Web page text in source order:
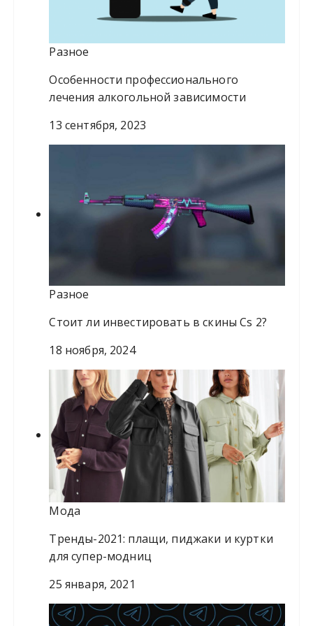
Разное
Особенности профессионального
лечения алкогольной зависимости
13 сентября, 2023
Разное
Стоит ли инвестировать в скины Сѕ 2?
18 ноября, 2024
Мода
Тренды-2021: плащи, пиджаки и куртки
для супер-модниц
25 января, 2021